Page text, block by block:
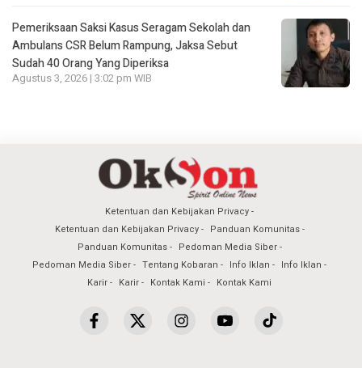
Pemeriksaan Saksi Kasus Seragam Sekolah dan
Ambulans CSR Belum Rampung, Jaksa Sebut
Sudah 40 Orang Yang Diperiksa
Agustus 3, 2026 | 3:02 pm WIB
Ketentuan dan Kebijakan Privacy
Ketentuan dan Kebijakan Privacy
Panduan Komunitas
Panduan Komunitas
Pedoman Media Siber
Pedoman Media Siber
Tentang Kobaran Info Iklan
Info Iklan
Karir
Karir Kontak Kami Kontak Kami